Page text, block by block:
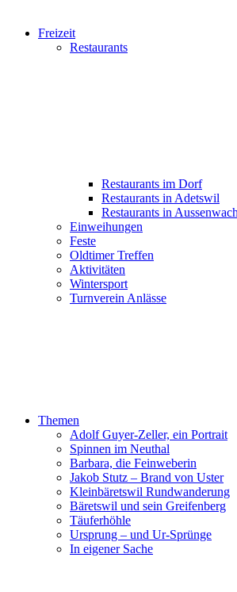
Freizeit
Restaurants
Restaurants im Dorf
Restaurants in Adetswil
Restaurants in
Einweihungen
Feste
Oldtimer Treffen
Aktivitäten
Wintersport
Turnverein Anlässe
Themen
Adolf Guyer-Zeller, ein Portrait
Spinnen im Neuthal
Barbara, die Feinweberin
Jakob Stutz – Brand von Uster
Kleinbäretswil Rundwanderung
Bäretswil und sein Greifenberg
Täuferhöhle
Ursprung – und Ur-Sprünge
In eigener Sache